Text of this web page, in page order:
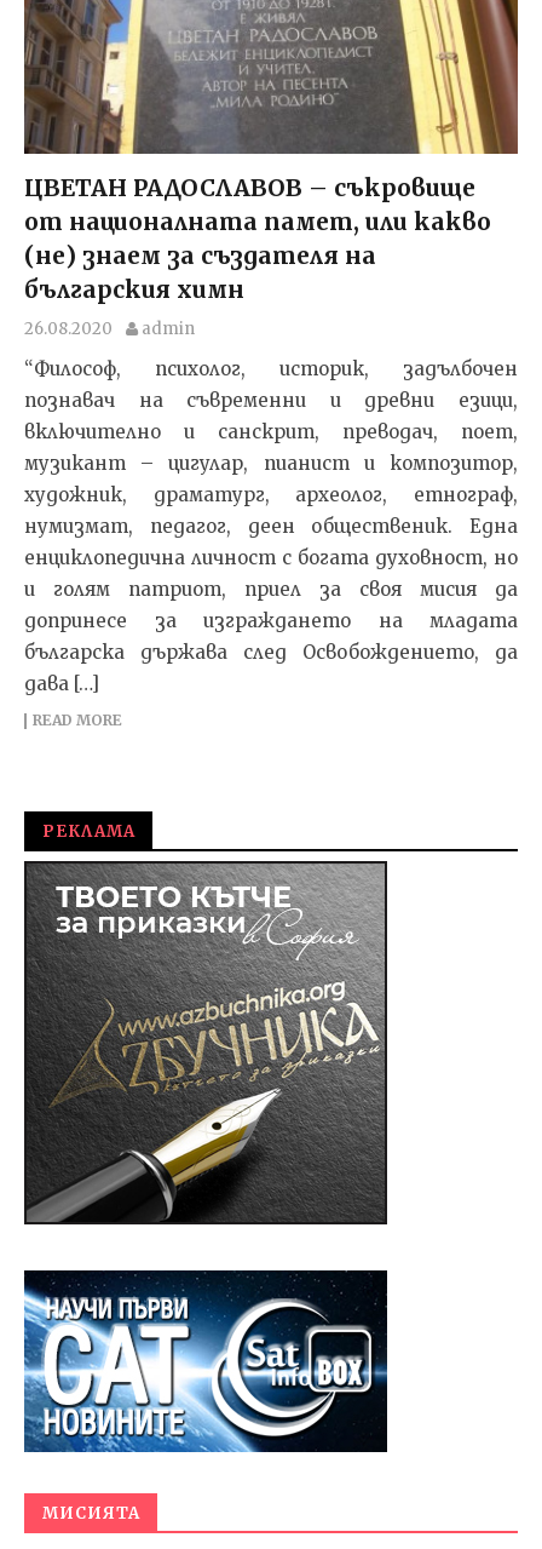
ЦВЕТАН РАДОСЛАВОВ – съкровище
от националната памет, или какво
(не) знаем за създателя на
българския химн
26.08.2020 admin
“Философ, психолог, историк, задълбочен
познавач на съвременни и древни езици,
включително и санскрит, преводач, поет,
музикант – цигулар, пианист и композитор,
художник, драматург, археолог, етнограф,
нумизмат, педагог, деен общественик. Една
енциклопедична личност с богата духовност, но
и голям патриот, приел за своя мисия да
допринесе за изграждането на младата
българска държава след Освобождението, да
дава […]
READ MORE
РЕКЛАМА
МИСИЯТА